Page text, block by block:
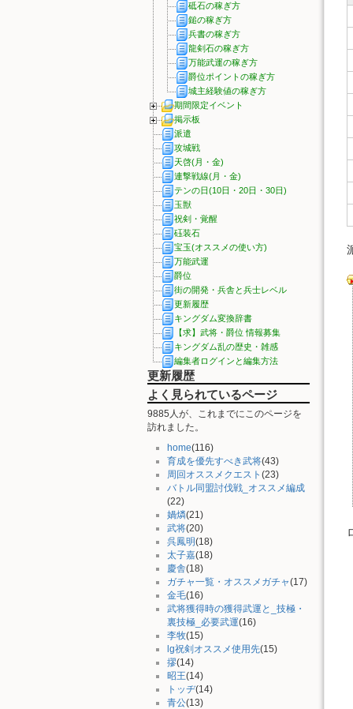
砥石の稼ぎ方
鎚の稼ぎ方
兵書の稼ぎ方
龍剣石の稼ぎ方
万能武運の稼ぎ方
爵位ポイントの稼ぎ方
城主経験値の稼ぎ方
期間限定イベント
掲示板
派遣
攻城戦
天啓(月・金)
連撃戦線(月・金)
テンの日(10日・20日・30日)
玉獣
祝剣・覚醒
砡装石
宝玉(オススメの使い方)
万能武運
爵位
街の開発・兵舎と兵士レベル
更新履歴
キングダム変換辞書
【求】武将・爵位 情報募集
キングダム乱の歴史・雑感
編集者ログインと編集方法
更新履歴
よく見られているページ
9885人が、これまでにこのページを
訪れました。
home(116)
育成を優先すべき武将(43)
周回オススメクエスト (23)
バトル同盟討伐戦_オススメ編成
(22)
媧燐(21)
武将(20)
呉鳳明(18)
太子嘉(18)
慶舎(18)
ガチャ一覧・オススメガチャ(17)
金毛(16)
武将獲得時の獲得武運と_技極・
裏技極_必要武運(16)
李牧(15)
lg祝剣オススメ使用先(15)
摎(14)
昭王(14)
トッヂ(14)
青公(13)